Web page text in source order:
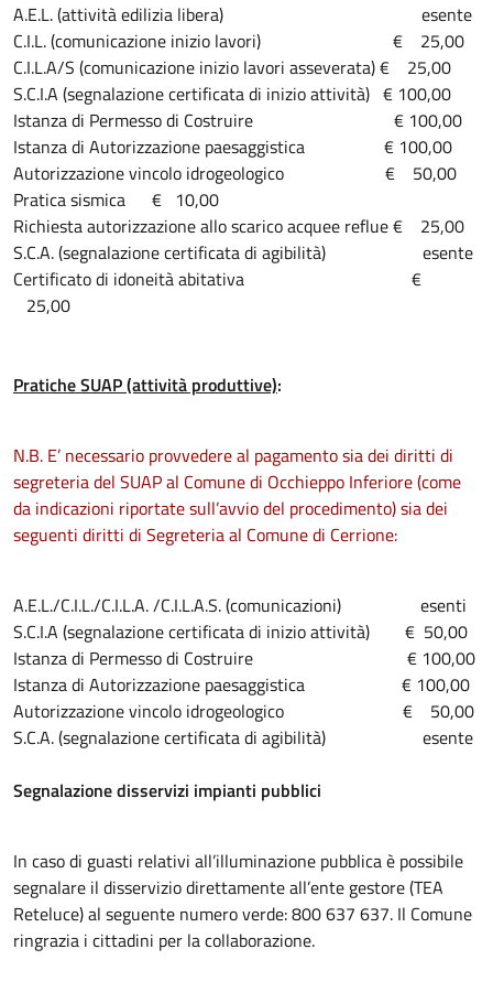
A.E.L. (attività edilizia libera) esente
C.I.L. (comunicazione inizio lavori) € 25,00
C.I.L.A/S (comunicazione inizio lavori asseverata) € 25,00
S.C.I.A (segnalazione certificata di inizio attività) € 100,00
Istanza di Permesso di Costruire € 100,00
Istanza di Autorizzazione paesaggistica € 100,00
Autorizzazione vincolo idrogeologico € 50,00
Pratica sismica € 10,00
Richiesta autorizzazione allo scarico acquee reflue € 25,00
S.C.A. (segnalazione certificata di agibilità) esente
Certificato di idoneità abitativa €
25,00
Pratiche SUAP (attività produttive):
N.B. E’ necessario provvedere al pagamento sia dei diritti di
segreteria del SUAP al Comune di Occhieppo Inferiore (come
da indicazioni riportate sull’avvio del procedimento) sia dei
seguenti diritti di Segreteria al Comune di Cerrione:
A.E.L./C.I.L./C.I.L.A. /C.I.L.A.S. (comunicazioni) esenti
S.C.I.A (segnalazione certificata di inizio attività) € 50,00
Istanza di Permesso di Costruire € 100,00
Istanza di Autorizzazione paesaggistica € 100,00
Autorizzazione vincolo idrogeologico € 50,00
S.C.A. (segnalazione certificata di agibilità) esente
Segnalazione disservizi impianti pubblici
In caso di guasti relativi all’illuminazione pubblica è possibile
segnalare il disservizio direttamente all’ente gestore (TEA
Reteluce) al seguente numero verde: 800 637 637. Il Comune
ringrazia i cittadini per la collaborazione.